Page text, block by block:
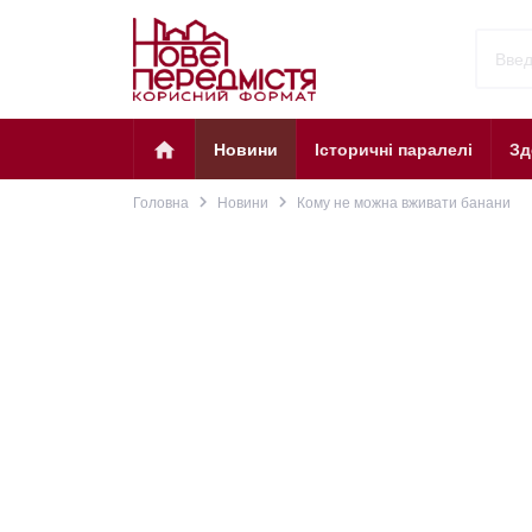
home Новини Історичні паралелі
Головна navigate_next Новини navigate_next Кому не можна вживати банани